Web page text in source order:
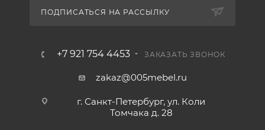
ПОДПИСАТЬСЯ НА РАССЫЛКУ
+7 921 754 4453 ЗАКАЗАТЬ ЗВОНОК
zakaz@005mebel.ru
г. Санкт-Петербург, ул. Коли
Томчака д. 28